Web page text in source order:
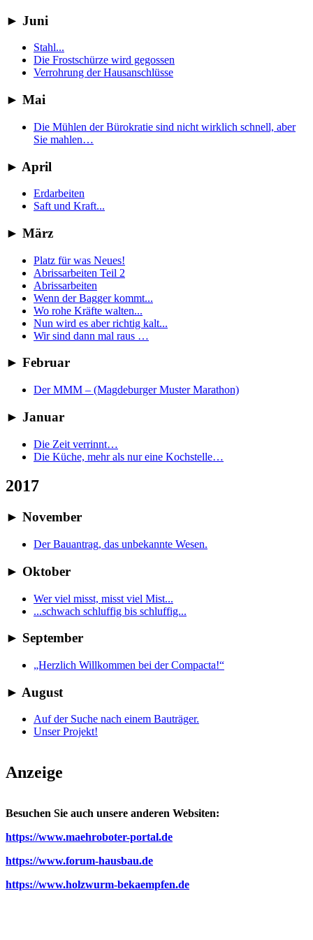
► Juni
Stahl...
Die Frostschürze wird gegossen
Verrohrung der Hausanschlüsse
► Mai
Die Mühlen der Bürokratie sind nicht wirklich schnell, aber
Sie mahlen…
► April
Erdarbeiten
Saft und Kraft...
► März
Platz für was Neues!
Abrissarbeiten Teil 2
Abrissarbeiten
Wenn der Bagger kommt...
Wo rohe Kräfte walten...
Nun wird es aber richtig kalt...
Wir sind dann mal raus …
► Februar
Der MMM – (Magdeburger Muster Marathon)
► Januar
Die Zeit verrinnt…
Die Küche, mehr als nur eine Kochstelle…
2017
► November
Der Bauantrag, das unbekannte Wesen.
► Oktober
Wer viel misst, misst viel Mist...
...schwach schluffig bis schluffig...
► September
„Herzlich Willkommen bei der Compacta!“
► August
Auf der Suche nach einem Bauträger.
Unser Projekt!
Anzeige
Besuchen Sie auch unsere anderen Websiten:
https://www.maehroboter-portal.de
https://www.forum-hausbau.de
https://www.holzwurm-bekaempfen.de